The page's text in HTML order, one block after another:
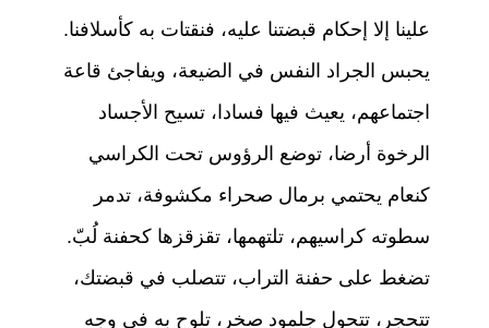
علينا إلا إحكام قبضتنا عليه، فنقتات به كأسلافنا.
يحبس الجراد النفس في الضيعة، ويفاجئ قاعة
اجتماعهم، يعيث فيها فسادا، تسيح الأجساد
الرخوة أرضا، توضع الرؤوس تحت الكراسي
كنعام يحتمي برمال صحراء مكشوفة، تدمر
سطوته كراسيهم، تلتهمها، تقزقزها كحفنة لُبّ.
تضغط على حفنة التراب، تتصلب في قبضتك،
تتحجر، تتحول جلمود صخر، تلوح به في وجه